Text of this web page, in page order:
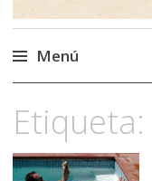
Menú
al
contenido
Etiqueta: